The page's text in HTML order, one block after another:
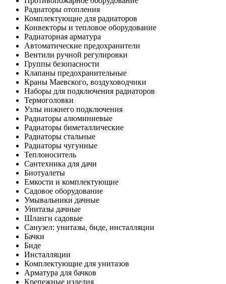
Радиаторы отопления
Комплектующие для радиаторов
Конвекторы и тепловое оборудование
Радиаторная арматура
Автоматические предохранители
Вентили ручной регулировки
Группы безопасности
Клапаны предохранительные
Краны Маевского, воздуховодчики
Наборы для подключения радиаторов
Термоголовки
Узлы нижнего подключения
Радиаторы алюминиевые
Радиаторы биметаллические
Радиаторы стальные
Радиаторы чугунные
Теплоноситель
Сантехника для дачи
Биотуалеты
Емкости и комплектующие
Садовое оборудование
Умывальники дачные
Унитазы дачные
Шланги садовые
Санузел: унитазы, биде, инсталляции
Бачки
Биде
Инсталляции
Комплектующие для унитазов
Арматура для бачков
Крепежные изделия